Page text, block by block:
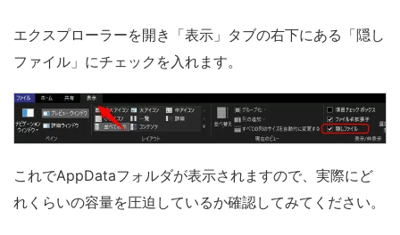
エクスプローラーを開き「表示」タブの右下にある「隠し
ファイル」にチェックを入れます。
これでAppDataフォルダが表示されますので、実際にど
れくらいの容量を圧迫しているか確認してみてください。